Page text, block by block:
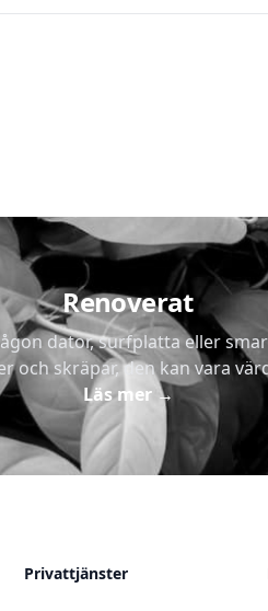
Renoverat
dator, surfplatta eller
och skräpar, den kan vara
Läs mer→
Privattjänster